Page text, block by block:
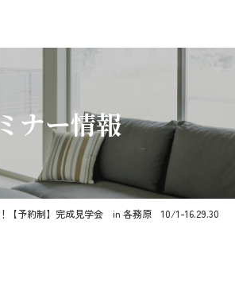
ナー情報
【予約制】完成見学会 in 各務原 10/1-16.29.30